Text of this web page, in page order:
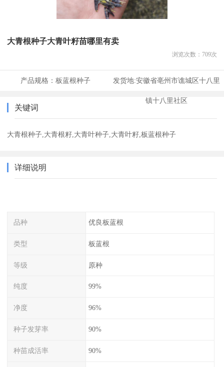
大青根种子大青叶籽苗哪里有卖
浏览次数： 709次
产品规格： 板蓝根种子 发货地:安徽省亳州市谯城区十八里
镇十八里社区
关键词
大青根种子,大青根籽,大青叶种子,大青叶籽,板蓝根种子
详细说明
品种 优良板蓝根
类型 板蓝根
等级 原种
纯度 99%
净度 96%
种子发芽率 90%
种苗成活率 90%